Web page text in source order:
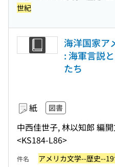
世紀
海洋国家ア
: 海軍言説
たち
紙 図書
中西佳世子, 林以知郎 編
<KS184-L86>
件名 アメリカ文学--歴史--